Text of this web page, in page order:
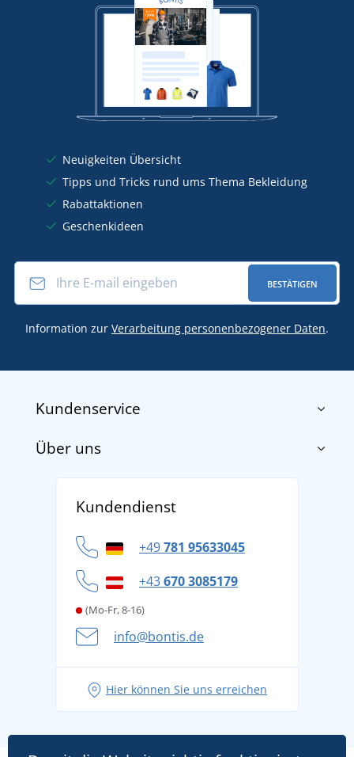
Neuigkeiten Übersicht
Tipps und Tricks rund ums Thema Bekleidung
Rabattaktionen
Geschenkideen
BESTÄTIGEN
Information zur Verarbeitung personenbezogener Daten.
Kundenservice
Impressum
Datenschutz
Cookie-Richtlinie
Über uns
Für Unternehmen und Organisationen
Kundendienst
+49781 95633045
+43670 3085179
(Mo-Fr, 8-16)
info@bontis.de
Hier können Sie uns erreichen